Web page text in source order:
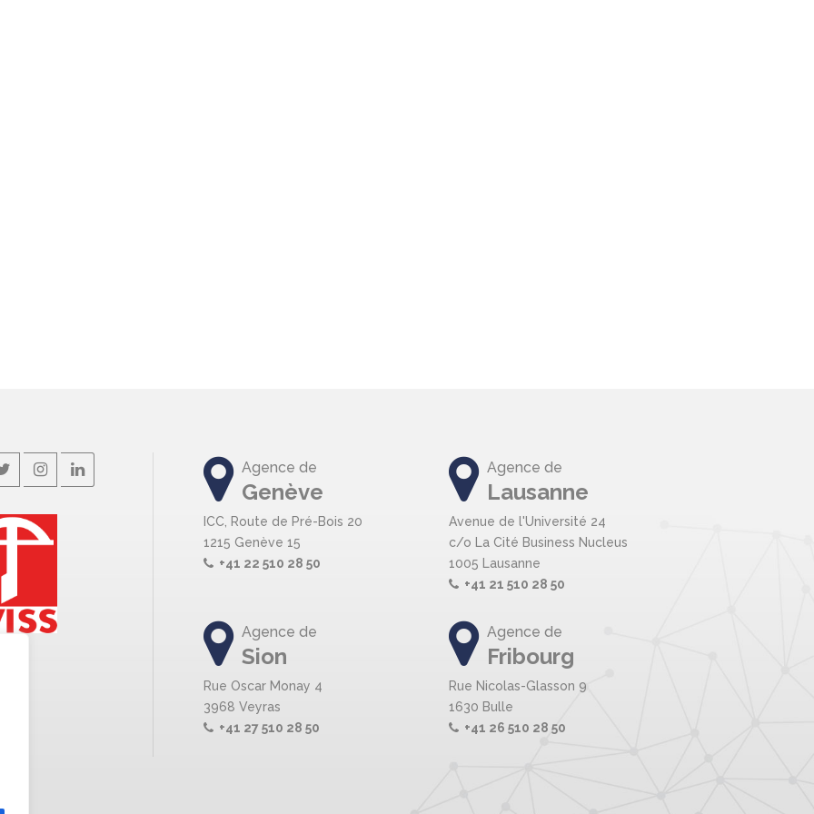
Agence de
Genève
ICC, Route de Pré-Bois 20
1215 Genève 15
+41 22 510 28 50
Agence de
Lausanne
Avenue de l'Université 24
c/o La Cité Business Nucleus
1005 Lausanne
+41 21 510 28 50
Agence de
Sion
Rue Oscar Monay 4
3968 Veyras
+41 27 510 28 50
Agence de
Fribourg
Rue Nicolas-Glasson 9
1630 Bulle
+41 26 510 28 50